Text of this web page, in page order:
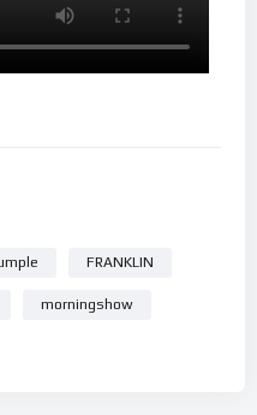
FRANKLIN
morningshow